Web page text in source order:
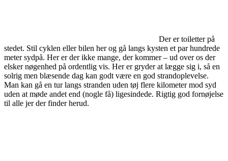
Der er toiletter på
stedet. Stil cyklen eller bilen her og gå langs kysten et par hundrede
meter sydpå. Her er der ikke mange, der kommer – ud over os der
elsker nøgenhed på ordentlig vis. Her er gryder at lægge sig i, så en
solrig men blæsende dag kan godt være en god strandoplevelse.
Man kan gå en tur langs stranden uden tøj flere kilometer mod syd
uden at møde andet end (nogle få) ligesindede. Rigtig god fornøjelse
til alle jer der finder herud.